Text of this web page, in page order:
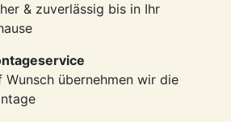
& zuverlässig bis in Ihr
Wunsch übernehmen wir die